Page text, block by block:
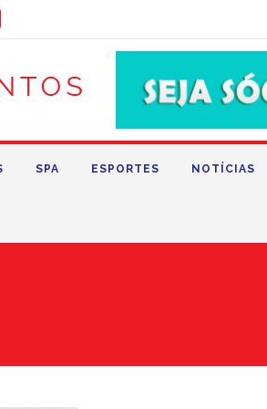
SPA ESPORTES NOTÍCIAS